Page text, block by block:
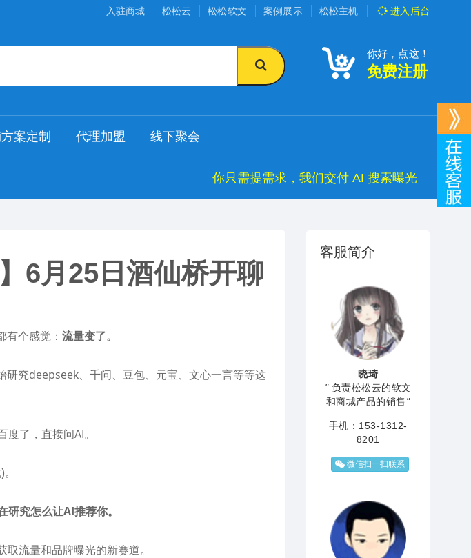
入驻商城 松松云 松松软文 案例展示 松松主机 进入 后台
你好，点这！
免费注册
案定制 代理加盟 线下聚会
你只需提需求，我们交付 AI 搜索曝光
6月25日酒仙桥开聊
个感觉： 流量变了。
研究deepseek、千问、豆包、元宝、文心一言等等这
了，直接问AI。
究怎么让AI推荐你。
流量和品牌曝光的新赛道。
客服简介
晓琦
"负责松松云的软文
和商城产品的销售"
手机：153-1312-
8201
微信扫一扫联系